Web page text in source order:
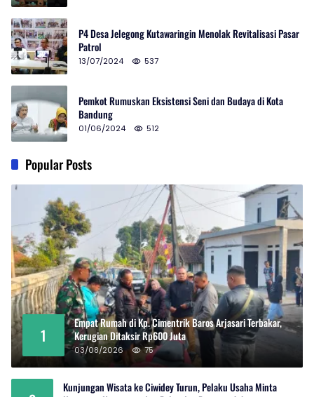
P4 Desa Jelegong Kutawaringin Menolak Revitalisasi Pasar
Patrol
13/07/2024 537
Pemkot Rumuskan Eksistensi Seni dan Budaya di Kota
Bandung
01/06/2024 512
Popular Posts
1
Empat Rumah di Kp. Cimentrik Baros Arjasari Terbakar,
Kerugian Ditaksir Rp600 Juta
03/08/2026 75
Kunjungan Wisata ke Ciwidey Turun, Pelaku Usaha Minta